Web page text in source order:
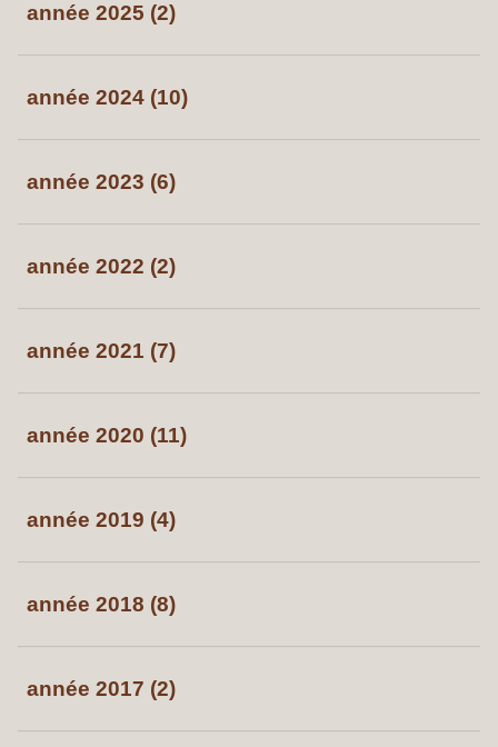
année 2025 (2)
année 2024 (10)
année 2023 (6)
année 2022 (2)
année 2021 (7)
année 2020 (11)
année 2019 (4)
année 2018 (8)
année 2017 (2)